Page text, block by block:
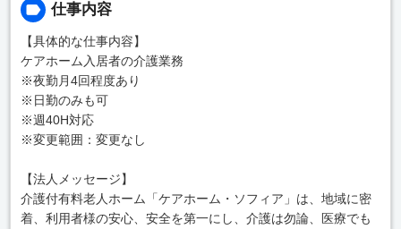
仕事内容
【具体的な仕事内容】
ケアホーム入居者の介護業務
※夜勤月4回程度あり
※日勤のみも可
※週40H対応
※変更範囲：変更なし
【法人メッセージ】
介護付有料老人ホーム「ケアホーム・ソフィア」は、地域に密
着、利用者様の安心、安全を第一にし、介護は勿論、医療でも